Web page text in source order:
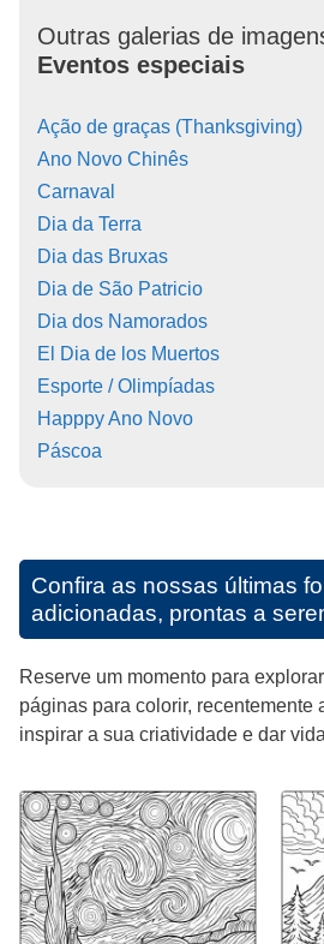
Outras galerias de
Eventos especiais
Ação de graças (Thanksgiving)
Ano Novo Chinês
Carnaval
Dia da Terra
Dia das Bruxas
Dia de São Patricio
Dia dos Namorados
El Dia de los Muertos
Esporte / Olimpíadas
Happpy Ano Novo
Páscoa
Confira as nossas últimas
adicionadas, prontas a
Reserve um momento para
páginas para colorir, recentemente
inspirar a sua criatividade e dar